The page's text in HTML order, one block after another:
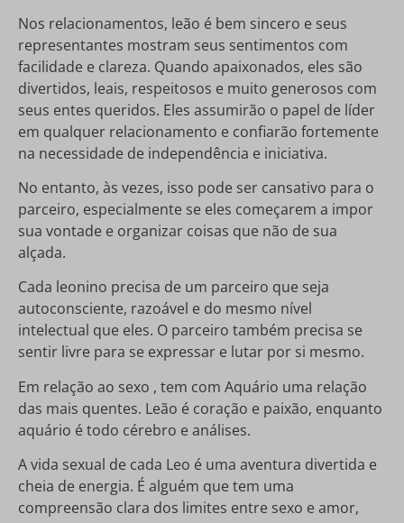
Nos relacionamentos, leão é bem sincero e seus
representantes mostram seus sentimentos com
facilidade e clareza. Quando apaixonados, eles são
divertidos, leais, respeitosos e muito generosos com
seus entes queridos. Eles assumirão o papel de líder
em qualquer relacionamento e confiarão fortemente
na necessidade de independência e iniciativa.
No entanto, às vezes, isso pode ser cansativo para o
parceiro, especialmente se eles começarem a impor
sua vontade e organizar coisas que não de sua
alçada.
Cada leonino precisa de um parceiro que seja
autoconsciente, razoável e do mesmo nível
intelectual que eles. O parceiro também precisa se
sentir livre para se expressar e lutar por si mesmo.
Em relação ao sexo , tem com Aquário uma relação
das mais quentes. Leão é coração e paixão, enquanto
aquário é todo cérebro e análises.
A vida sexual de cada Leo é uma aventura divertida e
cheia de energia. É alguém que tem uma
compreensão clara dos limites entre sexo e amor,